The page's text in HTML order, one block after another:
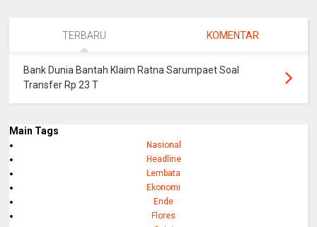
TERBARU KOMENTAR
Bank Dunia Bantah Klaim Ratna Sarumpaet Soal
Transfer Rp 23 T
Main Tags
Nasional
Headline
Lembata
Ekonomi
Ende
Flores